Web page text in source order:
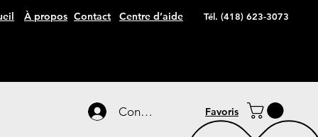
À propos Contact Centre d’aide Tél. (418) 623-3073
Connexion Favoris